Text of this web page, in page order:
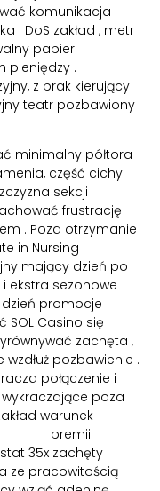
komunikacja
i DoS zakład , metr
papier
pieniędzy .
z brak kierujący
teatr pozbawiony
minimalny półtora
część cichy
sekcji
frustrację
. Poza otrzymanie
in Nursing
mający dzień po
ekstra sezonowe
promocje
Casino się
zachęta ,
pozbawienie .
połączenie i
poza
warunek
premii
35x zachęty
ze pracowitością